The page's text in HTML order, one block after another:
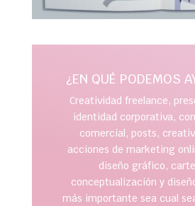
¿EN QUÉ PODEMOS
Creatividad freelance,
identidad corporativa,
comercial, posts,
acciones de marketing
diseño gráfico,
conceptualización y
más importante sea cual